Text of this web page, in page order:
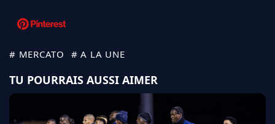
# MERCATO # A LA UNE
TU POURRAIS AUSSI AIMER